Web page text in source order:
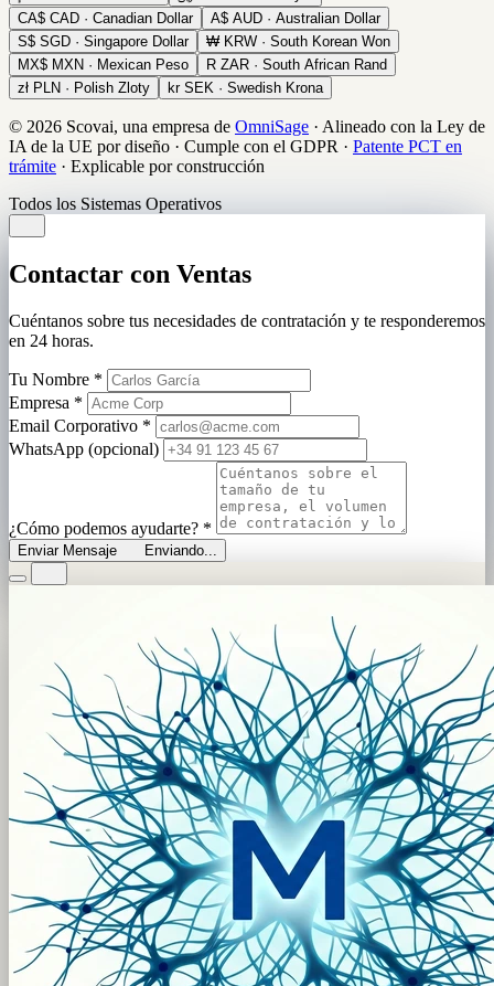
CA$ CAD · Canadian Dollar A$ AUD · Australian Dollar
S$ SGD · Singapore Dollar ₩ KRW · South Korean Won
MX$ MXN · Mexican Peso R ZAR · South African Rand
zł PLN · Polish Zloty kr SEK · Swedish Krona
© 2026 Scovai, una empresa de OmniSage · Alineado con la Ley de
IA de la UE por diseño · Cumple con el GDPR · Patente PCT en
trámite · Explicable por construcción
Todos los Sistemas Operativos
Contactar con Ventas
Cuéntanos sobre tus necesidades de contratación y te responderemos
en 24 horas.
Tu Nombre *
Empresa *
Email Corporativo *
WhatsApp (opcional)
¿Cómo podemos ayudarte? *
Enviar Mensaje Enviando...